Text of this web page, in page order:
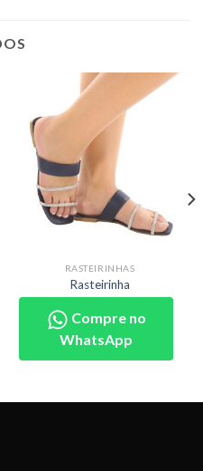
RASTEIRINHAS
Rasteirinha
Compre no
WhatsApp